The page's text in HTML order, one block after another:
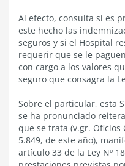
Al efecto, consulta si es
este hecho las
seguros y si el Hospital
requerir que se le
con cargo a los valores
seguro que consagra la
Sobre el particular, esta
se ha pronunciado
que se trata (v.gr. Oficios
5.849, de este año),
artículo 33 de la Ley Nº